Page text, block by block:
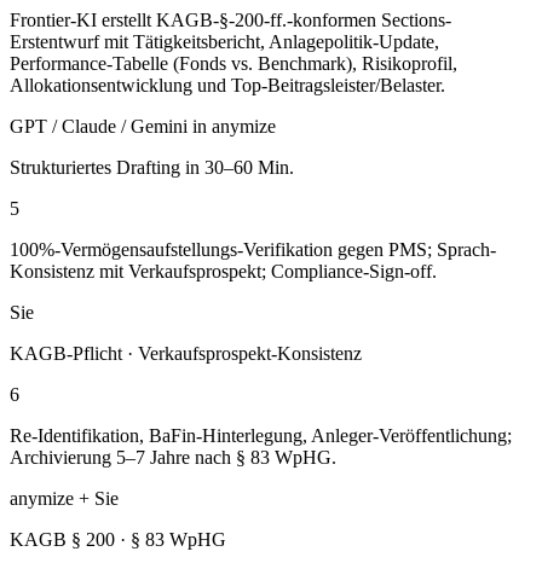
Frontier-KI erstellt KAGB-§-200-ff.-konformen Sections-
Erstentwurf mit Tätigkeitsbericht, Anlagepolitik-Update,
Performance-Tabelle (Fonds vs. Benchmark), Risikoprofil,
Allokationsentwicklung und Top-Beitragsleister/Belaster.
GPT / Claude / Gemini in anymize
Strukturiertes Drafting in 30–60 Min.
5
100%-Vermögensaufstellungs-Verifikation gegen PMS; Sprach-
Konsistenz mit Verkaufsprospekt; Compliance-Sign-off.
Sie
KAGB-Pflicht · Verkaufsprospekt-Konsistenz
6
Re-Identifikation, BaFin-Hinterlegung, Anleger-Veröffentlichung;
Archivierung 5–7 Jahre nach § 83 WpHG.
anymize + Sie
KAGB § 200 · § 83 WpHG